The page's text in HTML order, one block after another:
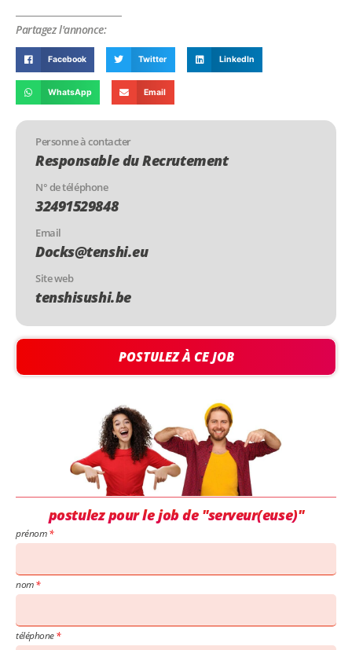
Partagez l'annonce:
Facebook Twitter LinkedIn
WhatsApp Email
Personne à contacter
Responsable du Recrutement
N° de téléphone
32491529848
Email
Docks@tenshi.eu
Site web
tenshisushi.be
POSTULEZ À CE JOB
postulez pour le job de "serveur(euse)"
prénom
nom
téléphone